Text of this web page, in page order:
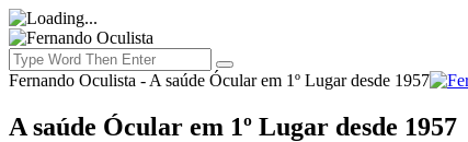
Fernando Oculista - A saúde Ócular em 1º Lugar desde 1957
A saúde Ócular em 1º Lugar desde 1957